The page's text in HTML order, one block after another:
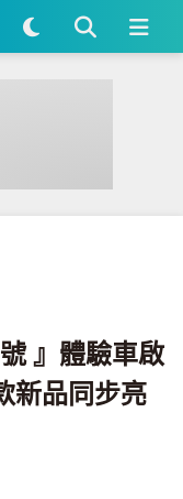
航！Kingston FURY 三
』體驗車啟
新品同步亮